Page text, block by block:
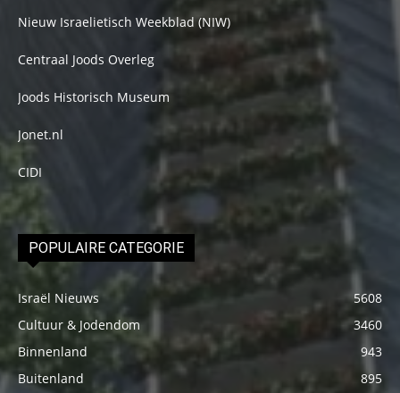
Nieuw Israelietisch Weekblad (NIW)
Centraal Joods Overleg
Joods Historisch Museum
Jonet.nl
CIDI
POPULAIRE CATEGORIE
Israël Nieuws
5608
Cultuur & Jodendom
3460
Binnenland
943
Buitenland
895